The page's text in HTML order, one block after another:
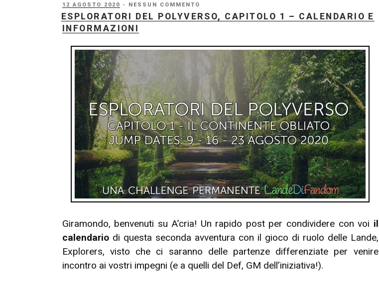
–
Iscrizioni
Informazioni”
PUBBLICATO
IL
12 AGOSTO 2020 - NESSUN COMMENTO
ESPLORATORI DEL POLYVERSO, CAPITOLO 1 – CALENDARIO E
INFORMAZIONI
Giramondo, benvenuti su A’cria! Un rapido post per condividere con voi il
calendariodi questa seconda avventura con il gioco di ruolo delle Lande,
Explorers, visto che ci saranno delle partenze differenziate per venire
incontro ai vostri impegni (e a quelli del Def, GM dell’iniziativa!).